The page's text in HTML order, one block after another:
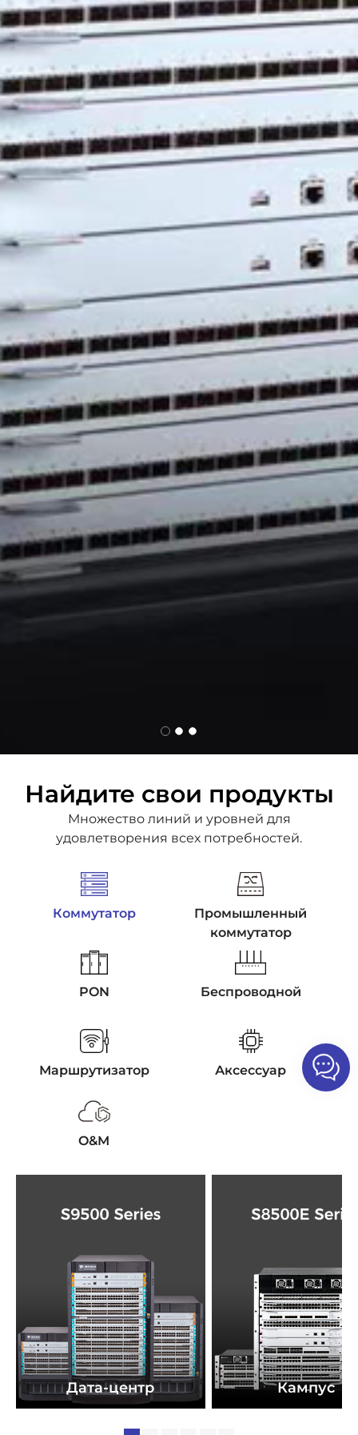
Найдите свои продукты
Множество линий и уровней для
удовлетворения всех потребностей.
Коммутатор
Промышленный
коммутатор
PON Беспроводной
Маршрутизатор Аксессуар
O&M
Дата-центр Кампус